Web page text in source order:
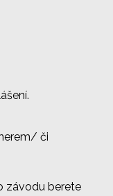
či
závodu berete